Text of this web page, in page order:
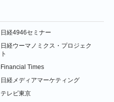
日経4946セミナー
日経ウーマノミクス・プロジェク
ト
Financial Times
日経メディアマーケティング
テレビ東京